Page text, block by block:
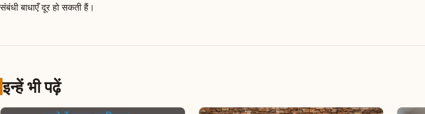
संबंधी बाधाएँ दूर हो सकती हैं।
इन्हें भी पढ़ें